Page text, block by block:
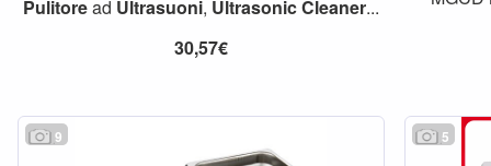
Pulitoread Ultrasuoni, UltrasonicCleaner...
30,57€
9 5